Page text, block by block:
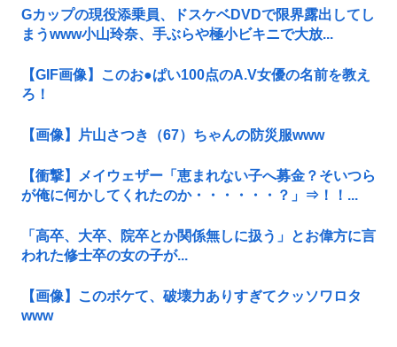
Gカップの現役添乗員、ドスケベDVDで限界露出してし
まうwww小山玲奈、手ぶらや極小ビキニで大放...
【GIF画像】このお●ぱい100点のA.V女優の名前を教え
ろ！
【画像】片山さつき（67）ちゃんの防災服www
【衝撃】メイウェザー「恵まれない子へ募金？そいつら
が俺に何かしてくれたのか・・・・・・？」⇒！！...
「高卒、大卒、院卒とか関係無しに扱う」とお偉方に言
われた修士卒の女の子が...
【画像】このボケて、破壊力ありすぎてクッソワロタ
www